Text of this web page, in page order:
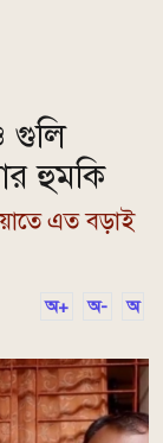
গুলি
হুমকি
এত বড়াই
অ+ অ- অ